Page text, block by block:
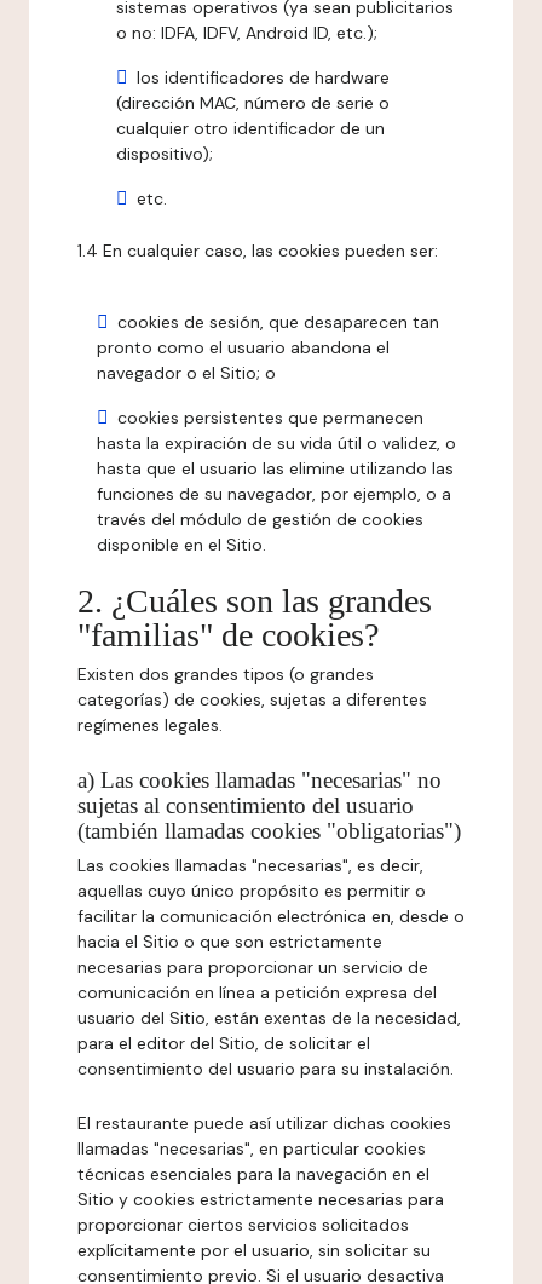
sistemas operativos (ya sean publicitarios
o no: IDFA, IDFV, Android ID, etc.);
los identificadores de hardware
(dirección MAC, número de serie o
cualquier otro identificador de un
dispositivo);
etc.
1.4 En cualquier caso, las cookies pueden ser:
cookies de sesión, que desaparecen tan
pronto como el usuario abandona el
navegador o el Sitio; o
cookies persistentes que permanecen
hasta la expiración de su vida útil o validez, o
hasta que el usuario las elimine utilizando las
funciones de su navegador, por ejemplo, o a
través del módulo de gestión de cookies
disponible en el Sitio.
2. ¿Cuáles son las grandes
"familias" de cookies?
Existen dos grandes tipos (o grandes
categorías) de cookies, sujetas a diferentes
regímenes legales.
a) Las cookies llamadas "necesarias" no
sujetas al consentimiento del usuario
(también llamadas cookies "obligatorias")
Las cookies llamadas "necesarias", es decir,
aquellas cuyo único propósito es permitir o
facilitar la comunicación electrónica en, desde o
hacia el Sitio o que son estrictamente
necesarias para proporcionar un servicio de
comunicación en línea a petición expresa del
usuario del Sitio, están exentas de la necesidad,
para el editor del Sitio, de solicitar el
consentimiento del usuario para su instalación.
El restaurante puede así utilizar dichas cookies
llamadas "necesarias", en particular cookies
técnicas esenciales para la navegación en el
Sitio y cookies estrictamente necesarias para
proporcionar ciertos servicios solicitados
explícitamente por el usuario, sin solicitar su
consentimiento previo. Si el usuario desactiva